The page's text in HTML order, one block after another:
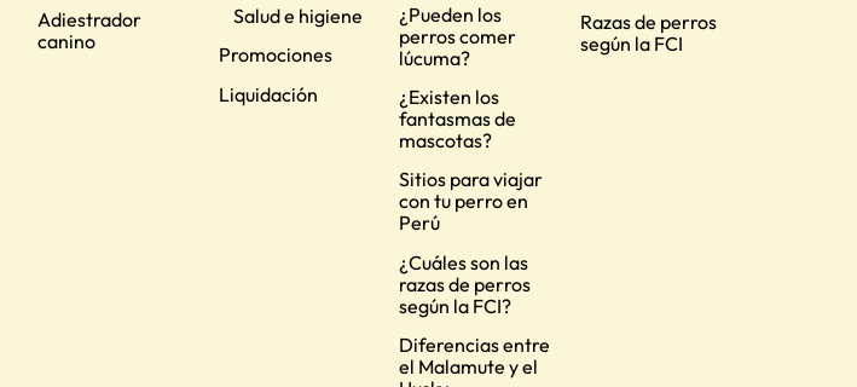
Adiestrador
canino
Salud e higiene
Promociones
Liquidación
¿Pueden los
perros comer
lúcuma?
¿Existen los
fantasmas de
mascotas?
Sitios para viajar
con tu perro en
Perú
¿Cuáles son las
razas de perros
según la FCI?
Diferencias entre
el Malamute y el
Razas de perros
según la FCI